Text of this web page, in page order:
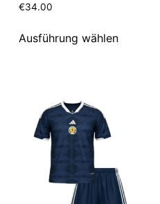
€34.00
Ausführung wählen